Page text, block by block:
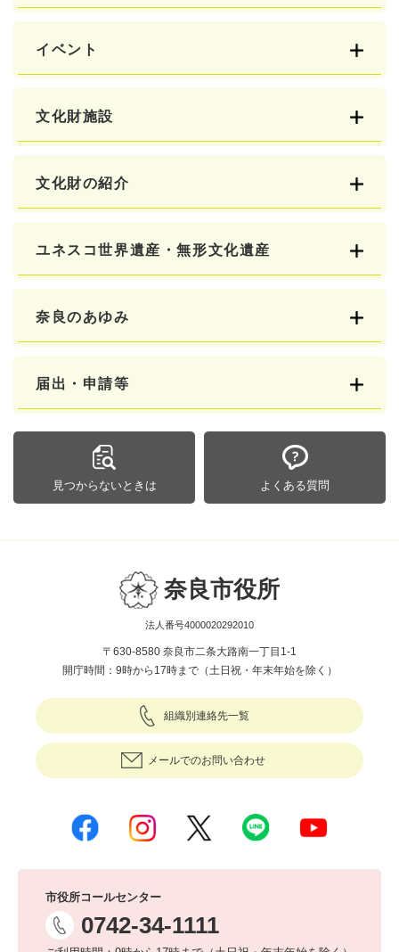
イベント
文化財施設
文化財の紹介
ユネスコ世界遺産・無形文化遺産
奈良のあゆみ
届出・申請等
見つからないときは よくある質問
奈良市役所
法人番号4000020292010
〒630-8580 奈良市二条大路南一丁目1-1
開庁時間：9時から17時まで（土日祝・年末年始を除く）
組織別連絡先一覧
メールでのお問い合わせ
市役所コールセンター
0742-34-1111